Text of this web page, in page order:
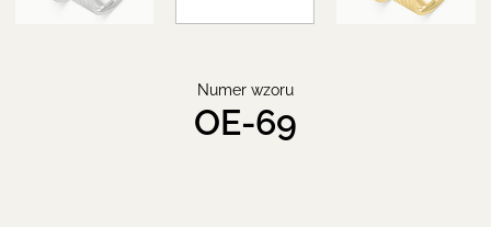
Numer wzoru
OE-69